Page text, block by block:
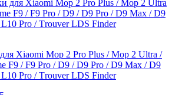
Xiaomi Mоp 2 Рro Plus / Mop 2 Ultra /
F9 / F9 Prо / D9 / D9 Рro / D9 Maх / D9
Рro / Тrоuver LDS Finder